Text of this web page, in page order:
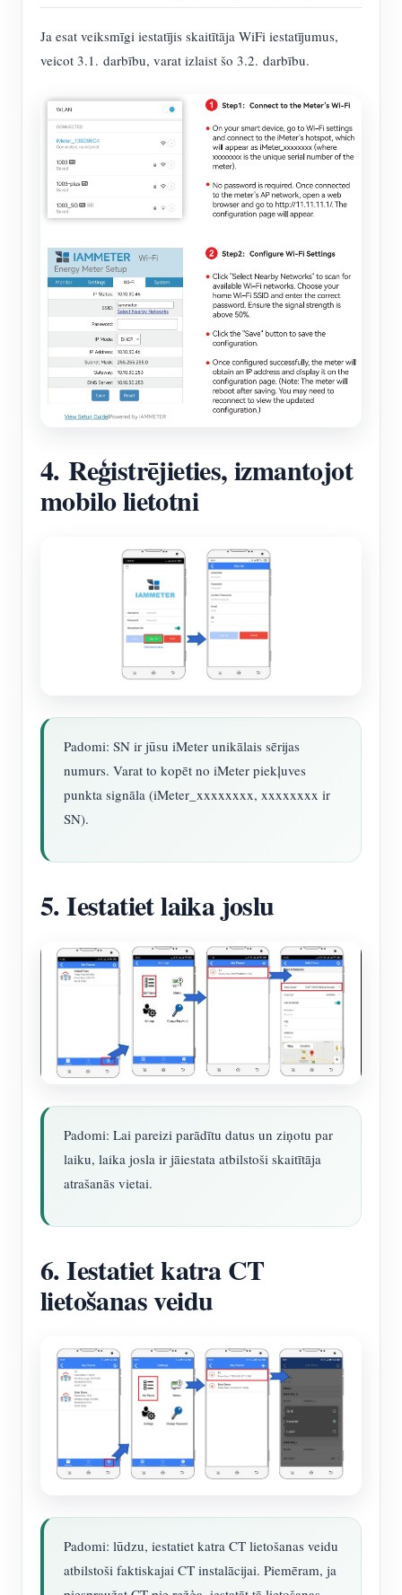
Ja esat veiksmīgi iestatījis skaitītāja WiFi iestatījumus,
veicot 3.1. darbību, varat izlaist šo 3.2. darbību.
4. Reģistrējieties, izmantojot
mobilo lietotni
Padomi: SN ir jūsu iMeter unikālais sērijas
numurs. Varat to kopēt no iMeter piekļuves
punkta signāla (iMeter_xxxxxxxx, xxxxxxxx ir
SN).
5. Iestatiet laika joslu
Padomi: Lai pareizi parādītu datus un ziņotu par
laiku, laika josla ir jāiestata atbilstoši skaitītāja
atrašanās vietai.
6. Iestatiet katra CT
lietošanas veidu
Padomi: lūdzu, iestatiet katra CT lietošanas veidu
atbilstoši faktiskajai CT instalācijai. Piemēram, ja